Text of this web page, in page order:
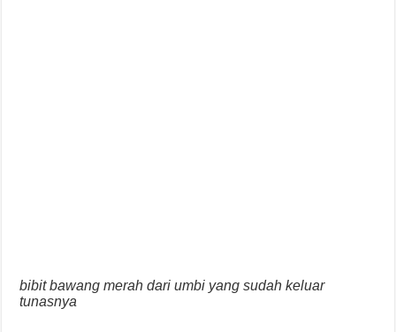
bibit bawang merah dari umbi yang sudah keluar
tunasnya